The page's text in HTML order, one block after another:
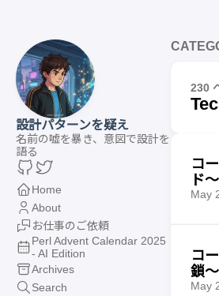
設計パターンを疑え
名前の嘘を暴き、意図で設計を
語る
Home
About
お仕事のご依頼
Perl Advent Calendar 2025
- AI Edition
Archives
Search
230
コ
ド
May
コ
鎖〜
May